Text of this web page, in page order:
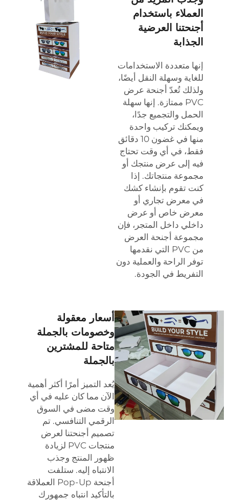
العملاء باستخدام
أجنحتنا العرضية
الجذابة
إنها متعددة الاستخدامات
للغاية وسهلة النقل أيضًا،
ولذلك تُعدّ أجنحة عرض
PVC ممتازة. إنها سهلة
الحمل والتجميع جدًا،
ويمكنك تركيب واحدة
منها في غضون 10 دقائق
فقط، في أي وقت تحتاج
فيه إلى عرض منتجك أو
مجموعة منتجاتك. إذا
كنت تقوم بإنشاء كشك
في معرض تجاري أو
معرض خاص أو عرض
داخلي داخل المتجر، فإن
مجموعة أجنحة العرض
من PVC التي نقدمها
توفر الراحة والعملية دون
التفريط في الجودة.
أسعار معقولة
وخصومات بالجملة
متاحة للمشترين
بالجملة
يُعد التميز أمرًا أكثر أهمية
الآن مما كان عليه في أي
وقت مضى في السوق
الرقمي التنافسي. تم
تصميم أجنحتنا لعرض
منتجات PVC لزيادة
ظهور المنتج وجذب
الانتباه إليه. ستلفت
أجنحة Pop-Up العملاقة
بالتأكيد انتباه جمهورك